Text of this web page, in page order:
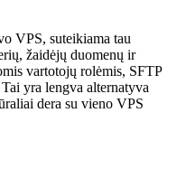
VPS, suteikiama tau
žaidėjų duomenų ir
vartotojų rolėmis, SFTP
yra lengva alternatyva
dera su vieno VPS